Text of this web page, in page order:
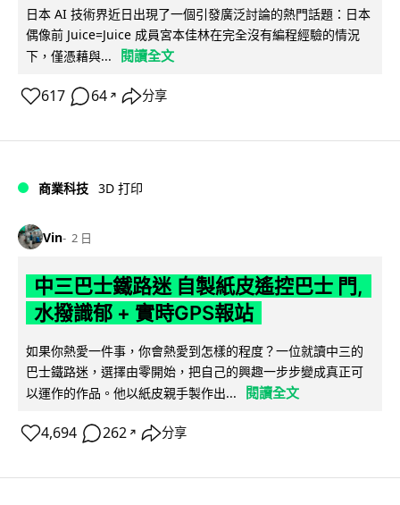
日本 AI 技術界近日出現了一個引發廣泛討論的熱門話題：日本
偶像前 Juice=Juice 成員宮本佳林在完全沒有編程經驗的情況
下，僅憑藉與...
閱讀全文
617 64 ↗ 分享
商業科技 3D 打印
Vin 2 日
中三巴士鐵路迷 自製紙皮遙控巴士 門,
水撥識郁 + 實時GPS報站
如果你熱愛一件事，你會熱愛到怎樣的程度？一位就讀中三的
巴士鐵路迷，選擇由零開始，把自己的興趣一步步變成真正可
以運作的作品。他以紙皮親手製作出...
閱讀全文
4,694 262 ↗ 分享